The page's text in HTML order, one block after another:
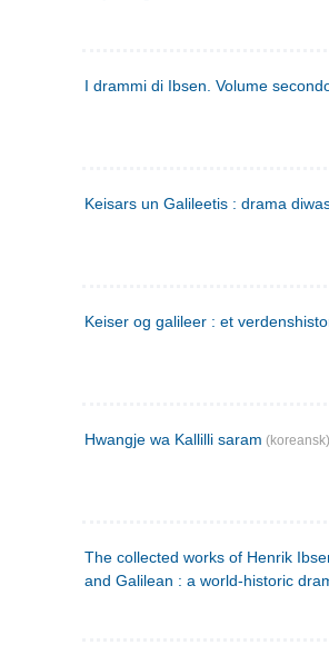
I drammi di Ibsen. Volume
Keisars un Galileetis : drama
Keiser og galileer : et
Hwangje wa Kallilli saram (koreansk)
The collected works of Henrik
and Galilean : a world-historic